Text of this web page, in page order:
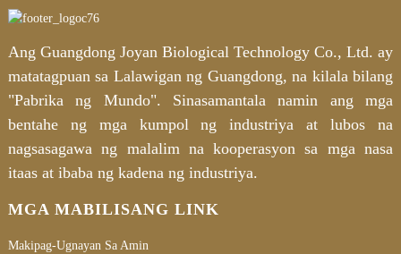
Ang Guangdong Joyan Biological Technology Co., Ltd. ay
matatagpuan sa Lalawigan ng Guangdong, na kilala bilang
"Pabrika ng Mundo". Sinasamantala namin ang mga
bentahe ng mga kumpol ng industriya at lubos na
nagsasagawa ng malalim na kooperasyon sa mga nasa
itaas at ibaba ng kadena ng industriya.
MGA MABILISANG LINK
Makipag-Ugnayan Sa Amin